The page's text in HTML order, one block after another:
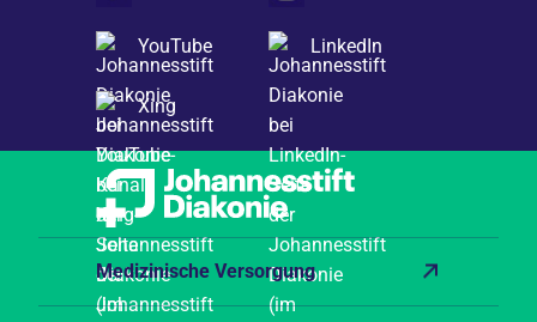
YouTube LinkedIn
Xing
Medizinische Versorgung